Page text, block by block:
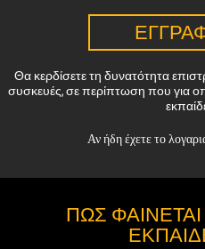
Θα κερδίσετε τη δυνατότητα
συσκευές, σε περίπτωση που για
Αν ήδη έχετε το
ΠΏΣ ΦΑΊΝΕΤΑΙ